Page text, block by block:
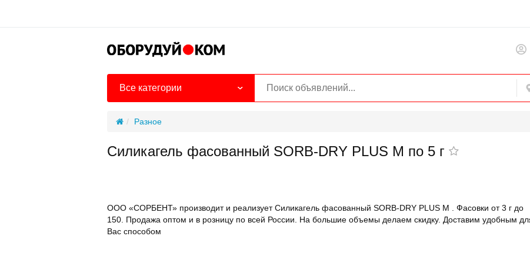
Все категории
Разное
Силикагель фасованный SORB-DRY PLUS M по 5 г
ООО «СОРБЕНТ» производит и реализует Силикагель фасованный SORB-DRY PLUS M . Фасовки от 3 г до
150. Продажа оптом и в розницу по всей России. На большие объемы делаем скидку. Доставим удобным
Вас способом